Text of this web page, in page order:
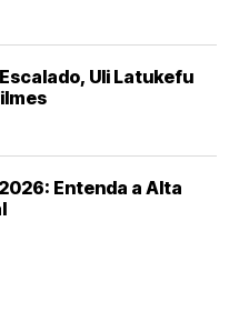
Uli Latukefu
Entenda a Alta